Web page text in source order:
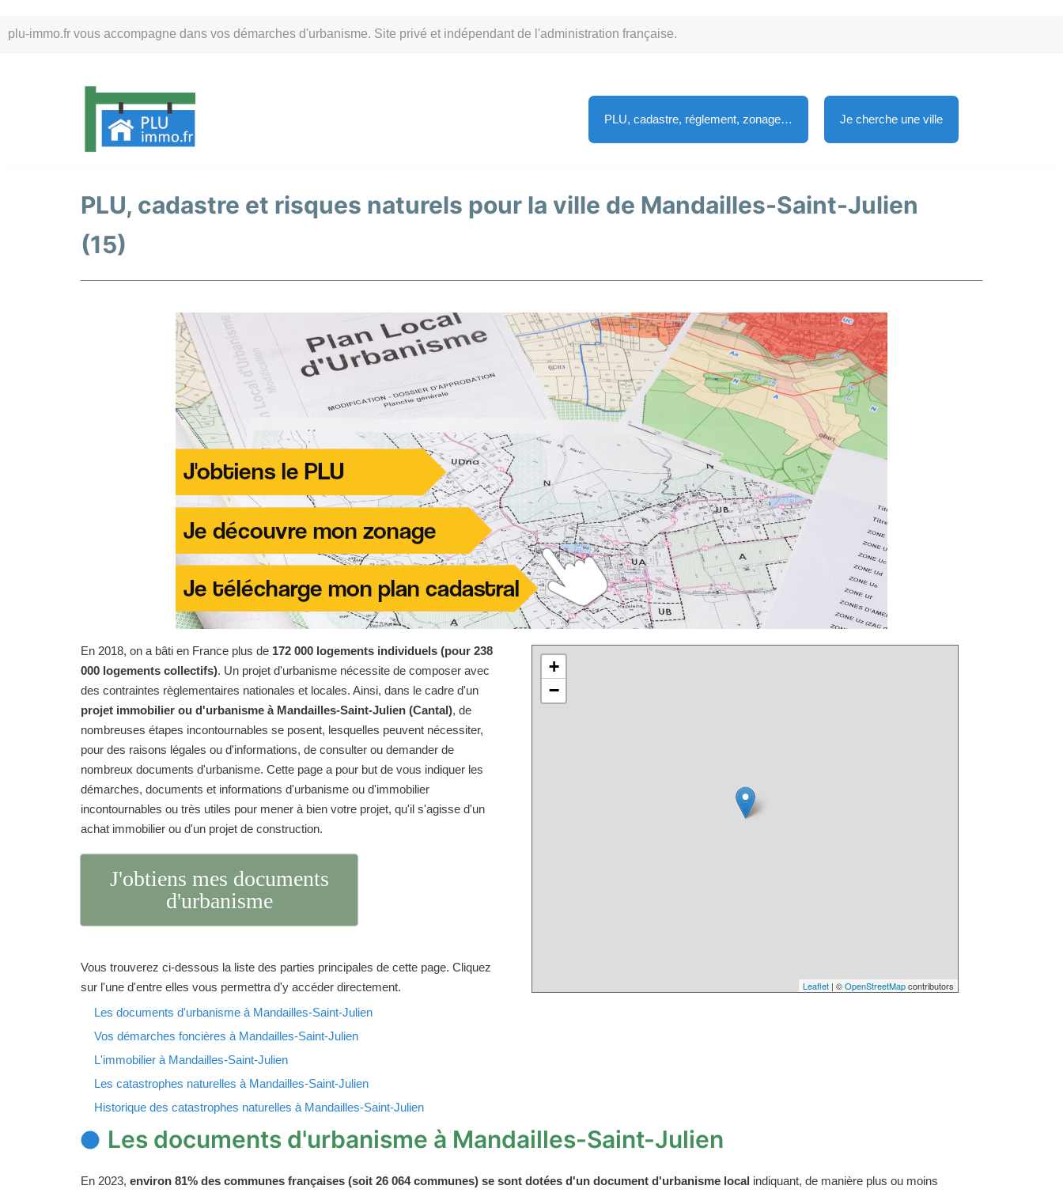
plu-immo.fr vous accompagne dans vos démarches d'urbanisme. Site privé et indépendant de l'administration française.
au
PLU, cadastre, réglement, zonage… Je cherche une ville
PLU, cadastre et risques naturels pour la ville de Mandailles-Saint-Julien
(15)
En 2018, on a bâti en France plus de 172 000 logements individuels (pour 238
000 logements collectifs). Un projet d'urbanisme nécessite de composer avec
des contraintes règlementaires nationales et locales. Ainsi, dans le cadre d'un
projet immobilier ou d'urbanisme à Mandailles-Saint-Julien (Cantal), de
nombreuses étapes incontournables se posent, lesquelles peuvent nécessiter,
pour des raisons légales ou d'informations, de consulter ou demander de
nombreux documents d'urbanisme. Cette page a pour but de vous indiquer les
démarches, documents et informations d'urbanisme ou d'immobilier
incontournables ou très utiles pour mener à bien votre projet, qu'il s'agisse d'un
achat immobilier ou d'un projet de construction.
J'obtiens mes documents
d'urbanisme
Vous trouverez ci-dessous la liste des parties principales de cette page. Cliquez
sur l'une d'entre elles vous permettra d'y accéder directement.
Les documents d'urbanisme à Mandailles-Saint-Julien
Vos démarches foncières à Mandailles-Saint-Julien
L'immobilier à Mandailles-Saint-Julien
Les catastrophes naturelles à Mandailles-Saint-Julien
Historique des catastrophes naturelles à Mandailles-Saint-Julien
+
−
Leaflet | ©OpenStreetMapcontributors
Les documents d'urbanisme à Mandailles-Saint-Julien
En 2023, environ 81% des communes françaises (soit 26 064 communes) se sont dotées d'un document d'urbanisme local indiquant, de manière plus ou moins